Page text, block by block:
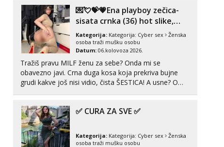
Tel:
tel:0,93€ - mob:1,12€ min
Obavijesti me kada se oslobodi
Čekam tvoj poziv!
Tel: 064/677-677- Kod: #128
tel:0,93€ - mob:1,12€ min
Tel: 064/677-677 - Kod: #142
tel:0,93€ - mob:1,12€ min
💌💘💝💗Ena playboy zečica-
sisata crnka (36) hot slike,
videa i c2c💗
Kategorija: Kategorija: Cyber sex
Ženska
osoba traži mušku osobu
Datum: 06.kolovoza 2026.
Tražiš pravu MILF ženu za sebe? Onda mi se
obavezno javi. Crna duga kosa koja prekriva bujne
grudi kakve još nisi vidio, čista ŠESTICA! A usne? O
nisi vidio. Uvijek sam spremna za ONLOINE zabavu...
✅ CURA ZA SVE ✅
Kategorija: Kategorija: Cyber sex
Ženska
osoba traži mušku osobu